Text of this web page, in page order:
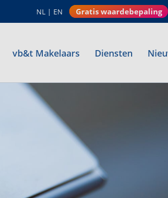
NL | EN Gratis waardebepaling
vb&t Makelaars Diensten